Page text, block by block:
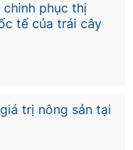
chinh phục thị
tế của trái cây
trị nông sản tại